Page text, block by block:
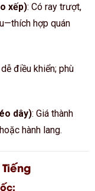
xếp): Có ray trượt,
hợp quán
điều khiển; phù
dây): Giá thành
hành lang.